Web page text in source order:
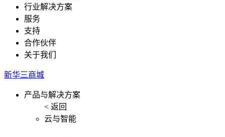
行业解决方案
服务
支持
合作伙伴
关于我们
新华三商城
产品与解决方案
< 返回
云与智能